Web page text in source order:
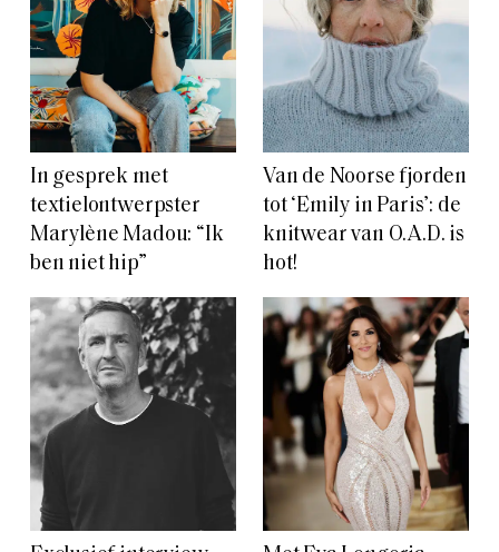
In gesprek met
textielontwerpster
Marylène Madou: “Ik
ben niet hip”
Van de Noorse fjorden
tot ‘Emily in Paris’: de
knitwear van O.A.D. is
hot!